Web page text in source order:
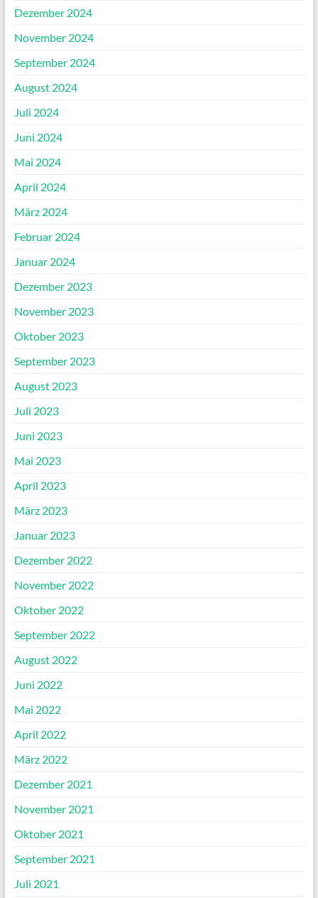
Dezember 2024
November 2024
September 2024
August 2024
Juli 2024
Juni 2024
Mai 2024
April 2024
März 2024
Februar 2024
Januar 2024
Dezember 2023
November 2023
Oktober 2023
September 2023
August 2023
Juli 2023
Juni 2023
Mai 2023
April 2023
März 2023
Januar 2023
Dezember 2022
November 2022
Oktober 2022
September 2022
August 2022
Juni 2022
Mai 2022
April 2022
März 2022
Dezember 2021
November 2021
Oktober 2021
September 2021
Juli 2021